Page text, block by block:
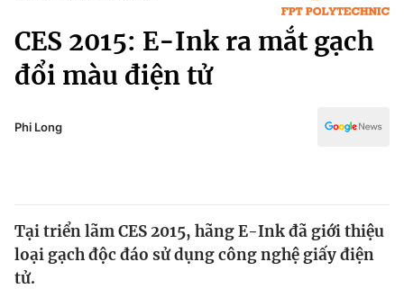
Chính trị
Thế giới
Thể thao
Truyền hình
Văn hóa - Giải trí
Đời sống
CES 2015: E-Ink ra mắt gạch
đổi màu điện tử
Phi Long
Tại triển lãm CES 2015, hãng E-Ink đã giới thiệu
loại gạch độc đáo sử dụng công nghệ giấy điện
tử.